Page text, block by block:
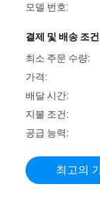
모델 번호:
결제 및 배송 조
최소 주문 수량:
가격:
배달 시간:
지불 조건:
공급 능력:
최고의